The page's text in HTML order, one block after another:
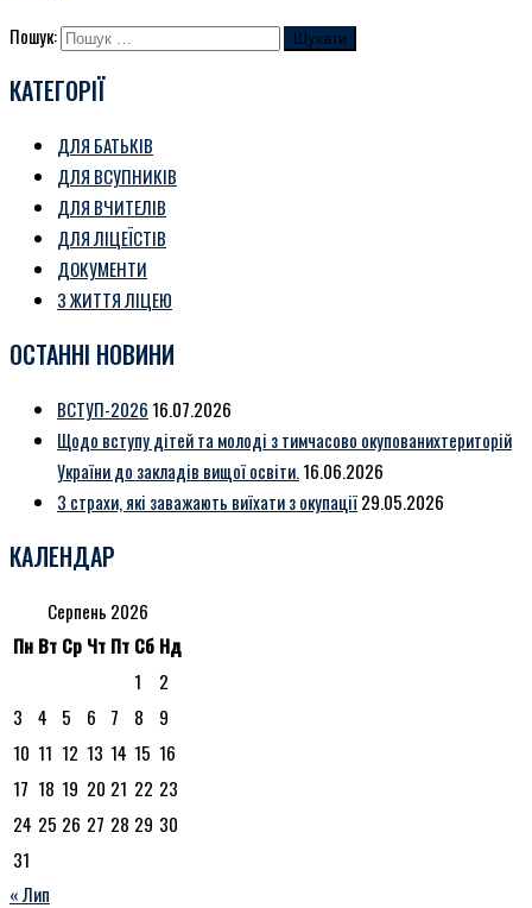
Пошук:
КАТЕГОРІЇ
ДЛЯ БАТЬКІВ
ДЛЯ ВСУПНИКІВ
ДЛЯ ВЧИТЕЛІВ
ДЛЯ ЛІЦЕЇСТІВ
ДОКУМЕНТИ
З ЖИТТЯ ЛІЦЕЮ
ОСТАННІ НОВИНИ
ВСТУП-2026 16.07.2026
Щодо вступу дітей та молоді з тимчасово окупованихтериторій
України до закладів вищої освіти.16.06.2026
3 страхи, які заважають виїхати з окупації29.05.2026
КАЛЕНДАР
Серпень 2026
Пн Вт Ср Чт Пт Сб Нд
1
2
3
4 5 6 7 8
9
10 11 12 13 14 15 16
17 18 19 20 21 22 23
24 25 26 27 28 29 30
31
« Лип